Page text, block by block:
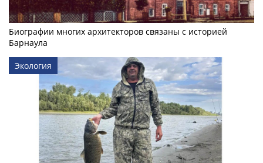
Биографии многих архитекторов связаны с историей
Барнаула
Экология